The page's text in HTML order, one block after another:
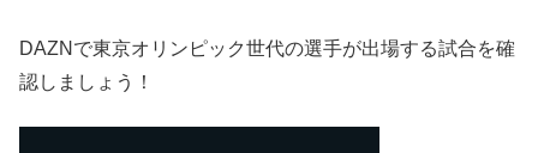
DAZNで東京オリンピック世代の選手が出場する試合を確
認しましょう！